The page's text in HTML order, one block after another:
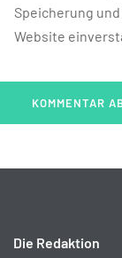
Speicherung
Website
Die Redaktion